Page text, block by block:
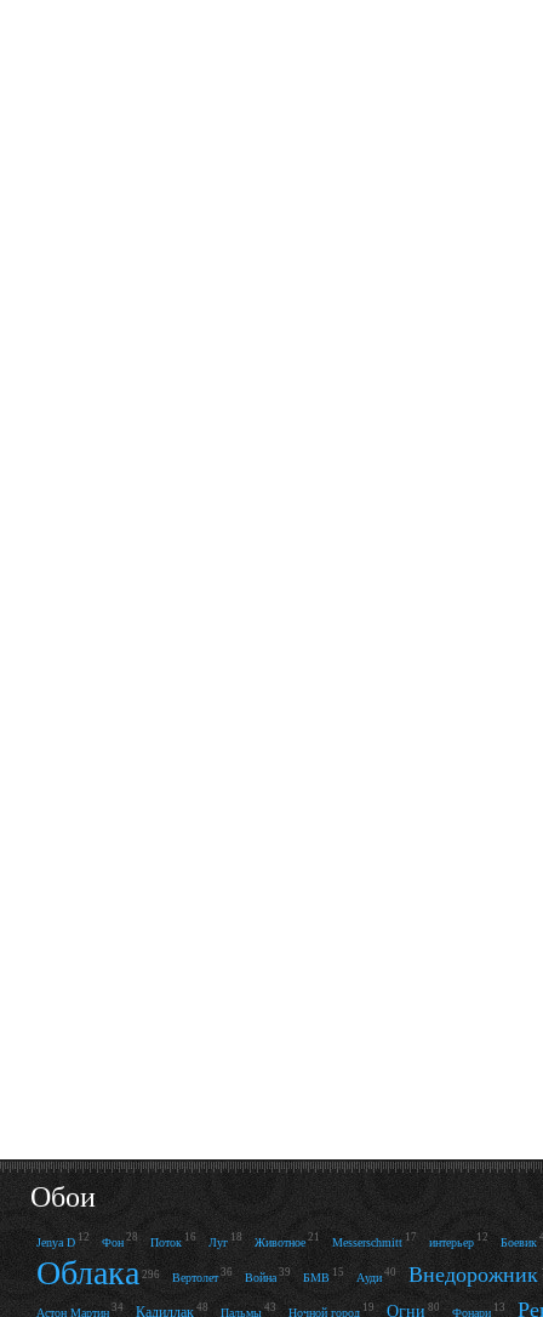
Обои
Jenya D 12 Фон 28 Поток 16 Луг 18 Животное 21 Messerschmitt 17 интерьер 12 Боевик
Облака 296 Вертолет 36 Война 39 БМВ 15 Ауди 40 Внедорожник
Астон Мартин 34 Кадиллак 48 Пальмы 43 Ночной город 19 Огни 80 Фонари 13